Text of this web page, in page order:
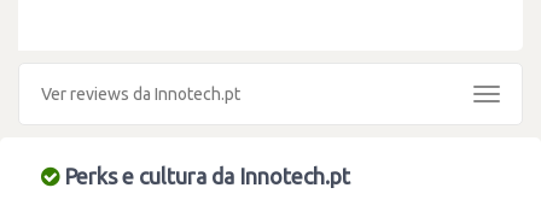
Ver reviews da Innotech.pt
Toggle
Perks e cultura da Innotech.pt